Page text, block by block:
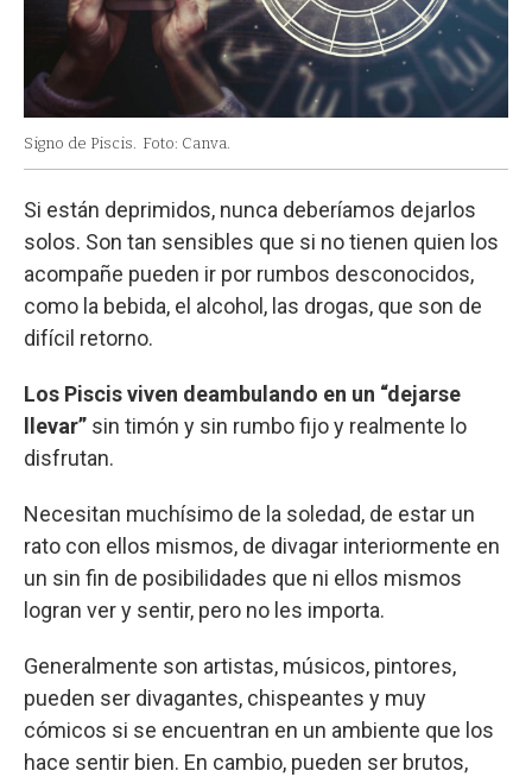
Signo de Piscis. Foto: Canva.
Si están deprimidos, nunca deberíamos dejarlos
solos. Son tan sensibles que si no tienen quien los
acompañe pueden ir por rumbos desconocidos,
como la bebida, el alcohol, las drogas, que son de
difícil retorno.
Los Piscis viven deambulando en un “dejarse
llevar” sin timón y sin rumbo fijo y realmente lo
disfrutan.
Necesitan muchísimo de la soledad, de estar un
rato con ellos mismos, de divagar interiormente en
un sin fin de posibilidades que ni ellos mismos
logran ver y sentir, pero no les importa.
Generalmente son artistas, músicos, pintores,
pueden ser divagantes, chispeantes y muy
cómicos si se encuentran en un ambiente que los
hace sentir bien. En cambio, pueden ser brutos,